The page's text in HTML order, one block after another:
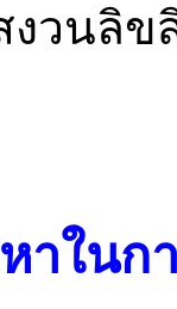
งวนลิ
ในกา